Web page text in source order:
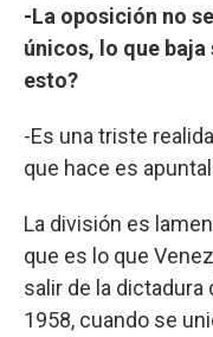
-La oposición no
únicos, lo que
esto?
-Es una triste
que hace es
La división es
que es lo que
salir de la
1958, cuando se